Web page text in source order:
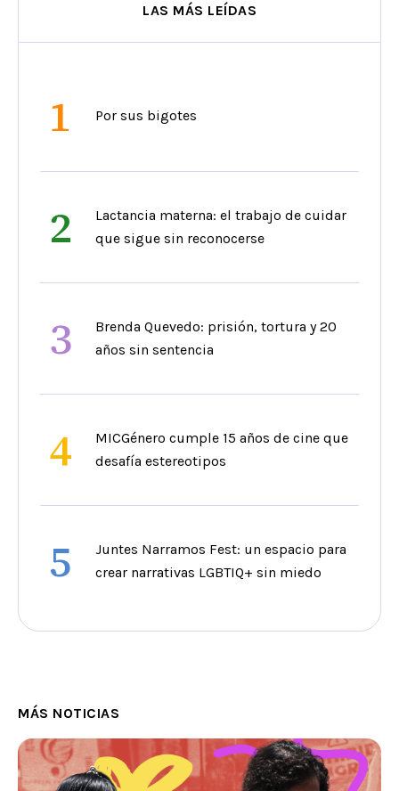
LAS MÁS LEÍDAS
1 Por sus bigotes
2
Lactancia materna: el trabajo de cuidar
que sigue sin reconocerse
3
Brenda Quevedo: prisión, tortura y 20
años sin sentencia
4
MICGénero cumple 15 años de cine que
desafía estereotipos
5
Juntes Narramos Fest: un espacio para
crear narrativas LGBTIQ+ sin miedo
MÁS NOTICIAS